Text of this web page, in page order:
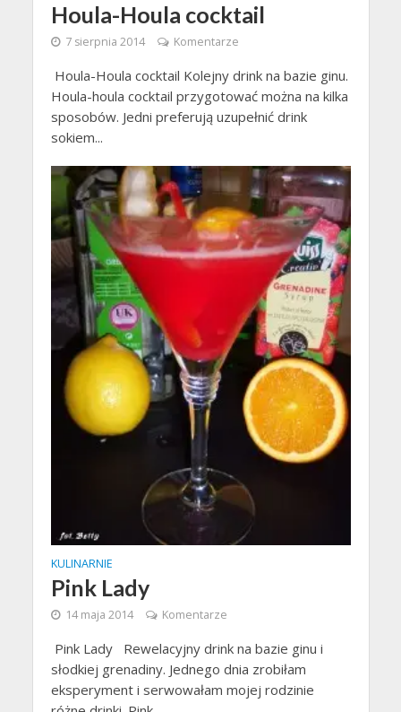
Houla-Houla cocktail
7 sierpnia 2014 Komentarze
Houla-Houla cocktail Kolejny drink na bazie ginu.
Houla-houla cocktail przygotować można na kilka
sposobów. Jedni preferują uzupełnić drink
sokiem...
KULINARNIE
Pink Lady
14 maja 2014 Komentarze
Pink Lady Rewelacyjny drink na bazie ginu i
słodkiej grenadiny. Jednego dnia zrobiłam
eksperyment i serwowałam mojej rodzinie